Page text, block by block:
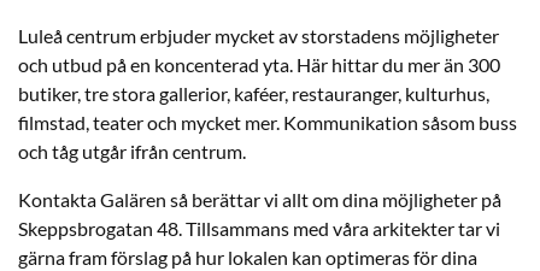
Luleå centrum erbjuder mycket av storstadens möjligheter
och utbud på en koncenterad yta. Här hittar du mer än 300
butiker, tre stora gallerior, kaféer, restauranger, kulturhus,
filmstad, teater och mycket mer. Kommunikation såsom buss
och tåg utgår ifrån centrum.
Kontakta Galären så berättar vi allt om dina möjligheter på
Skeppsbrogatan 48. Tillsammans med våra arkitekter tar vi
gärna fram förslag på hur lokalen kan optimeras för dina